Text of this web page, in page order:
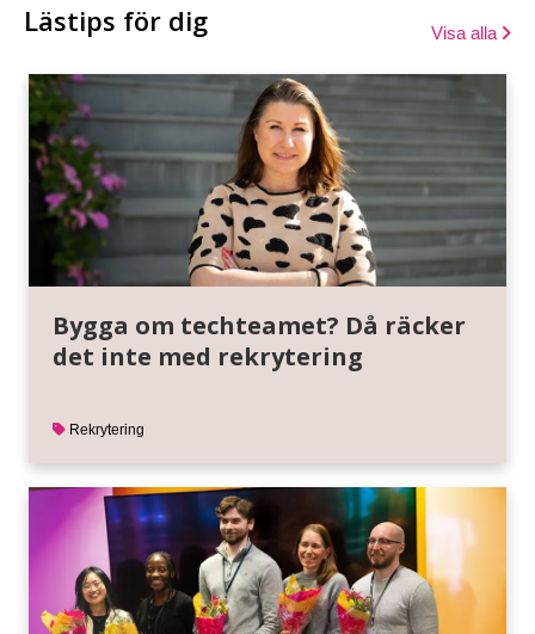
Lästips för dig Visa alla
Bygga om techteamet? Då räcker
det inte med rekrytering
Rekrytering